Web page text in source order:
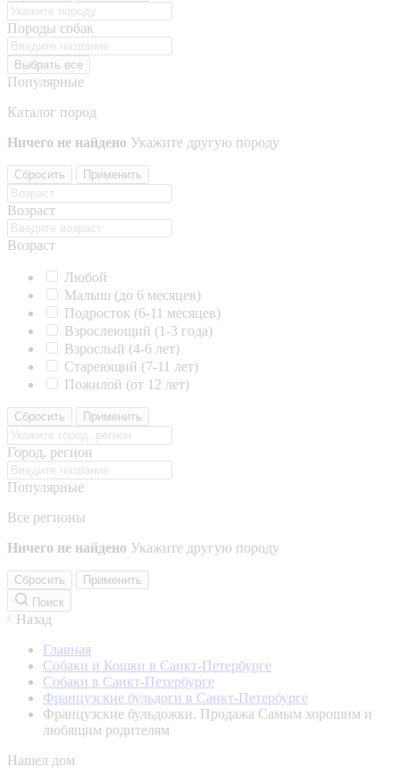
Породы собак
Выбрать все
Популярные
Каталог пород
Ничего не найдено Укажите другую породу
Сбросить Применить
Возраст
Возраст
Любой
Малыш (до 6 месяцев)
Подросток (6-11 месяцев)
Взрослеющий (1-3 года)
Взрослый (4-6 лет)
Стареющий (7-11 лет)
Пожилой (от 12 лет)
Сбросить Применить
Город, регион
Популярные
Все регионы
Ничего не найдено Укажите другую породу
Сбросить
Применить
Поиск
Назад
Главная
Собаки и Кошки в Санкт-Петербурге
Собаки в Санкт-Петербурге
Французские бульдоги в Санкт-Петербурге
Французские бульдожки. Продажа Самым хорошим и
любящим родителям
Нашел дом